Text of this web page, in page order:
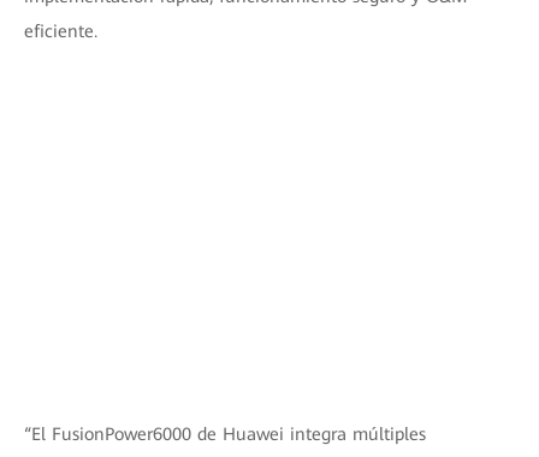
eficiente.
“El FusionPower6000 de Huawei integra múltiples